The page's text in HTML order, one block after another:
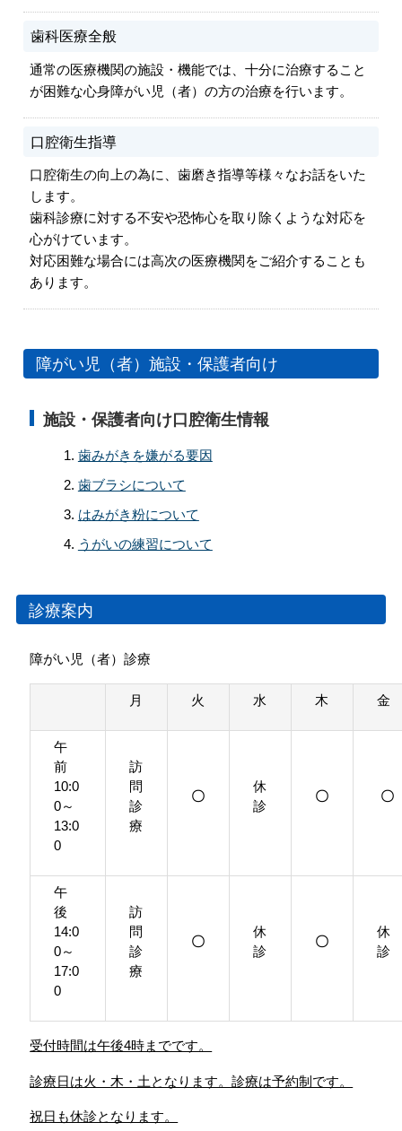
歯科医療全般
通常の医療機関の施設・機能では、十分に治療すること
が困難な心身障がい児（者）の方の治療を行います。
口腔衛生指導
口腔衛生の向上の為に、歯磨き指導等様々なお話をいた
します。
歯科診療に対する不安や恐怖心を取り除くような対応を
心がけています。
対応困難な場合には高次の医療機関をご紹介することも
あります。
障がい児（者）施設・保護者向け
施設・保護者向け口腔衛生情報
歯みがきを嫌がる要因
歯ブラシについて
はみがき粉について
うがいの練習について
診療案内
障がい児（者）診療
月 火 水 木 金
午
前
10:0
0～
13:0
0
訪
問
診
療
〇
休
診
〇 〇
午
後
14:0
0～
17:0
0
訪
問
診
療
〇
休
診
〇
休
診
受付時間は午後4時までです。
診療日は火・木・土となります。診療は予約制です。
祝日も休診となります。